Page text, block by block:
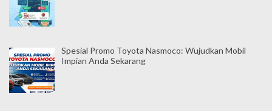
Spesial Promo Toyota Nasmoco: Wujudkan Mobil
Impian Anda Sekarang